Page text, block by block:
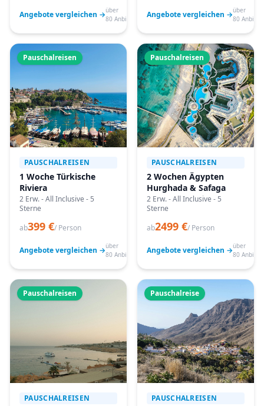
Angebote vergleichen →über
80 Anbieter
Angebote vergleichen →über
80
Pauschalreisen
PAUSCHALREISEN
1 Woche Türkische
Riviera
2 Erw. - All Inclusive - 5
Sterne
ab399 €/ Person
Angebote vergleichen →über
80 Anbieter
Pauschalreisen
PAUSCHALREISEN
2 Wochen Ägypten
Hurghada & Safaga
2 Erw. - All Inclusive - 5
Sterne
ab2499 €/ Person
Angebote vergleichen →über
80
Pauschalreisen
PAUSCHALREISEN
Pauschalreise
PAUSCHALREISEN